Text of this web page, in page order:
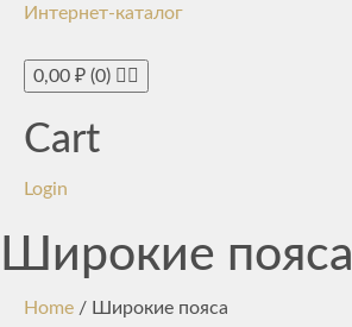
Интернет-каталог
0,00 ₽ (0)
Cart
Login
Широкие пояса
Home / Широкие пояса